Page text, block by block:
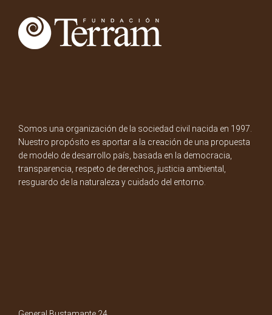
Somos una organización de la sociedad civil nacida en 1997.
Nuestro propósito es aportar a la creación de una propuesta
de modelo de desarrollo país, basada en la democracia,
transparencia, respeto de derechos, justicia ambiental,
resguardo de la naturaleza y cuidado del entorno.